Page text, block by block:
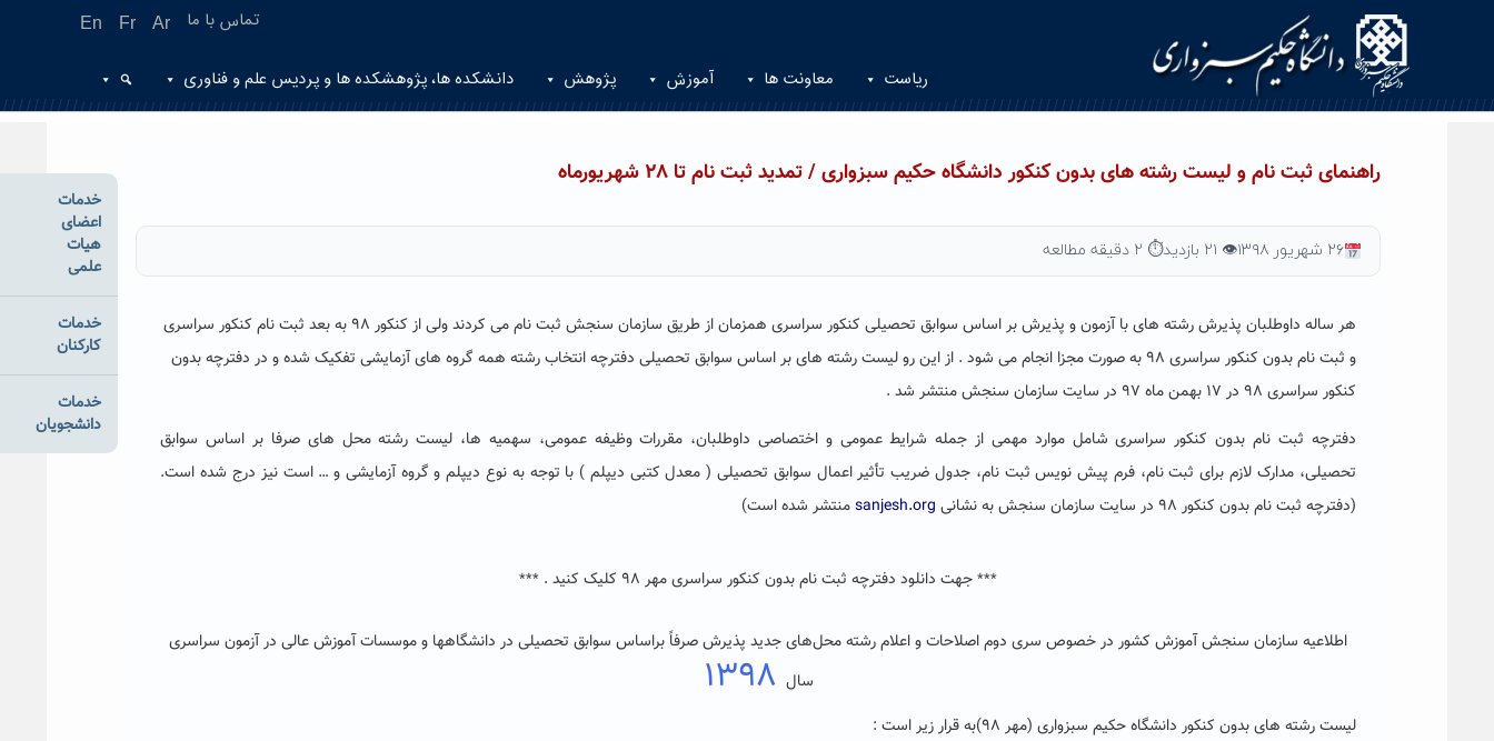
En Fr Ar تماس با ما
ریاست معاونت ها آموزش پژوهش دانشکده ها، پژوهشکده ها و پردیس علم و فناوری
راهنمای ثبت نام و لیست رشته های بدون کنکور دانشگاه حکیم سبزواری / تمدید ثبت نام تا ۲۸ شهریورماه
۲۶ شهریور ۱۳۹۸ 👁 ۲۱ بازدید ⏱ ۲ دقیقه مطالعه
هر ساله داوطلبان پذیرش رشته های با آزمون و پذیرش بر اساس سوابق تحصیلی کنکور سراسری همزمان از طریق سازمان سنجش ثبت نام می‌ کردند ولی از کنکور ۹۸ به بعد ثبت نام کنکور سراسری
و ثبت نام بدون کنکور سراسری ۹۸ به صورت مجزا انجام می شود . از این رو لیست رشته های بر اساس سوابق تحصیلی دفترچه انتخاب رشته همه گروه های آزمایشی تفکیک شده و در دفترچه بدون
کنکور سراسری ۹۸ در ۱۷ بهمن ماه ۹۷ در سایت سازمان سنجش منتشر شد .
دفترچه ثبت نام بدون کنکور سراسری شامل موارد مهمی از جمله شرایط عمومی و اختصاصی داوطلبان، مقررات وظیفه عمومی، سهمیه ها، لیست رشته محل های صرفا بر اساس سوابق
تحصیلی، مدارک لازم برای ثبت نام، فرم پیش نویس ثبت نام، جدول ضریب تأثیر اعمال سوابق تحصیلی ( معدل کتبی دیپلم ) با توجه به نوع دیپلم و گروه آزمایشی و … است نیز درج شده است.
(دفترچه ثبت نام بدون کنکور ۹۸ در سایت سازمان سنجش به نشانی
sanjesh.orgمنتشر شده است)
*** جهت دانلود دفترچه ثبت نام بدون کنکور سراسری مهر ۹۸ کلیک کنید . ***
اطلاعیه‌ سازمان‌ سنجش‌ آموزش‌ کشور در خصوص سری دوم اصلاحات و اعلام رشته محل‌های جدید پذیرش صرفاً براساس سوابق تحصیلی در دانشگاهها و موسسات آموزش عالی در آزمون سراسری
سال
لیست رشته های بدون کنکور دانشگاه حکیم سبزواری (مهر ۹۸)به قرار زیر است :
خدمات
اعضای
هیات
علمی
خدمات
کارکنان
خدمات
دانشجویان